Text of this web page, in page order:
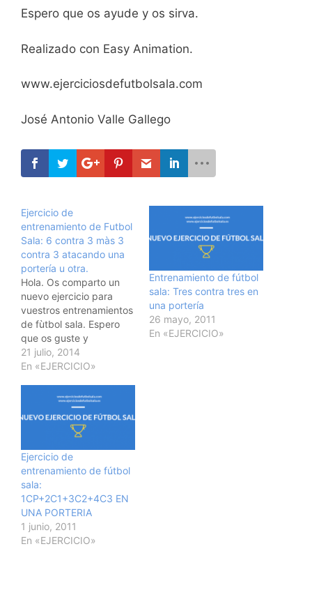
Espero que os ayude y os sirva.
Realizado con Easy Animation.
www.ejerciciosdefutbolsala.com
José Antonio Valle Gallego
Ejercicio de
entrenamiento de Futbol
Sala: 6 contra 3 màs 3
contra 3 atacando una
portería u otra.
Hola. Os comparto un
nuevo ejercicio para
vuestros entrenamientos
de fùtbol sala. Espero
que os guste y
sobretodo que os resulte
ùtil. Si quereis contactar
vallegallego@gmail.com.
Un saludo. @vallefutsal
Ejercicio de
entrenamiento de Futbol
Sala: 6 contra 3 màs 3
contra 3 atacando una
portería u otra.
JUGADORES…
21 julio, 2014
En «EJERCICIO»
Entrenamiento de fútbol
sala: Tres contra tres en
una portería
26 mayo, 2011
En «EJERCICIO»
Ejercicio de
entrenamiento de fútbol
sala:
1CP+2C1+3C2+4C3 EN
UNA PORTERIA
1 junio, 2011
En «EJERCICIO»